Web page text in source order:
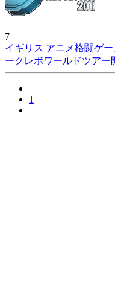
7
イギリス アニメ格闘ゲ
ークレボワールドツアー
1